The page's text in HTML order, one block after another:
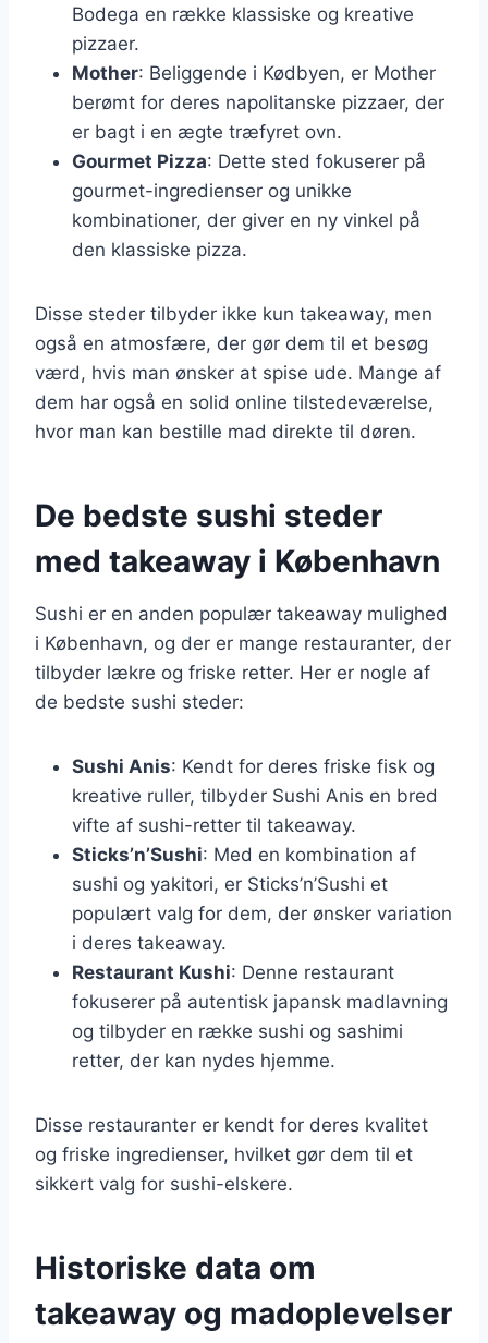
Bodega en række klassiske og kreative
pizzaer.
Mother: Beliggende i Kødbyen, er Mother
berømt for deres napolitanske pizzaer, der
er bagt i en ægte træfyret ovn.
Gourmet Pizza: Dette sted fokuserer på
gourmet-ingredienser og unikke
kombinationer, der giver en ny vinkel på
den klassiske pizza.
Disse steder tilbyder ikke kun takeaway, men
også en atmosfære, der gør dem til et besøg
værd, hvis man ønsker at spise ude. Mange af
dem har også en solid online tilstedeværelse,
hvor man kan bestille mad direkte til døren.
De bedste sushi steder
med takeaway i København
Sushi er en anden populær takeaway mulighed
i København, og der er mange restauranter, der
tilbyder lækre og friske retter. Her er nogle af
de bedste sushi steder:
Sushi Anis: Kendt for deres friske fisk og
kreative ruller, tilbyder Sushi Anis en bred
vifte af sushi-retter til takeaway.
Sticks’n’Sushi: Med en kombination af
sushi og yakitori, er Sticks’n’Sushi et
populært valg for dem, der ønsker variation
i deres takeaway.
Restaurant Kushi: Denne restaurant
fokuserer på autentisk japansk madlavning
og tilbyder en række sushi og sashimi
retter, der kan nydes hjemme.
Disse restauranter er kendt for deres kvalitet
og friske ingredienser, hvilket gør dem til et
sikkert valg for sushi-elskere.
Historiske data om
takeaway og madoplevelser